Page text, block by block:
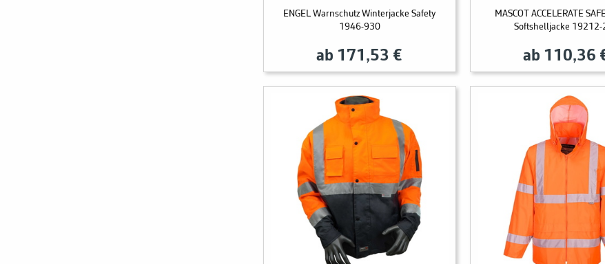
ENGEL Warnschutz Winterjacke Safety
1946-930
ab 171,53 €
MASCOT ACCELERATE
Softshelljacke 19212-
ab 110,36